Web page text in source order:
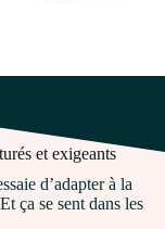
et exigeants
d’adapter à la
ça se sent dans les